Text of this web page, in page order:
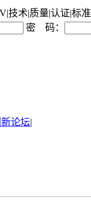
技术|质量|认证|标准
密 码：
论坛|